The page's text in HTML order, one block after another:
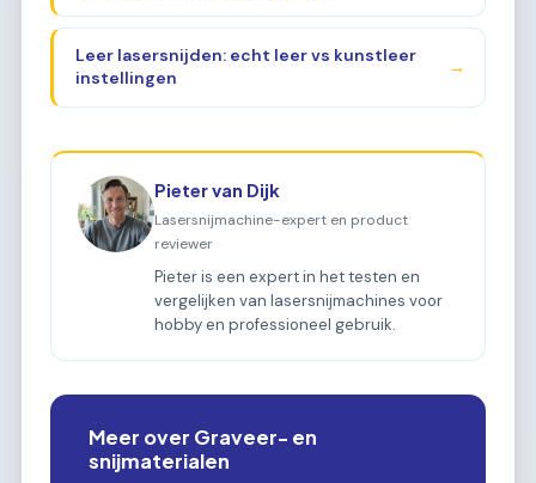
Leer lasersnijden: echt leer vs kunstleer
instellingen
→
Pieter van Dijk
Lasersnijmachine-expert en product
reviewer
Pieter is een expert in het testen en
vergelijken van lasersnijmachines voor
hobby en professioneel gebruik.
Meer over Graveer- en
snijmaterialen